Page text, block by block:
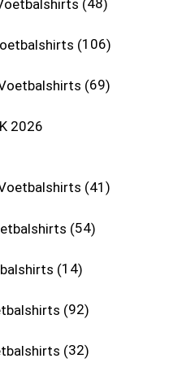
48
106
69
2026
41
54
14
92
32